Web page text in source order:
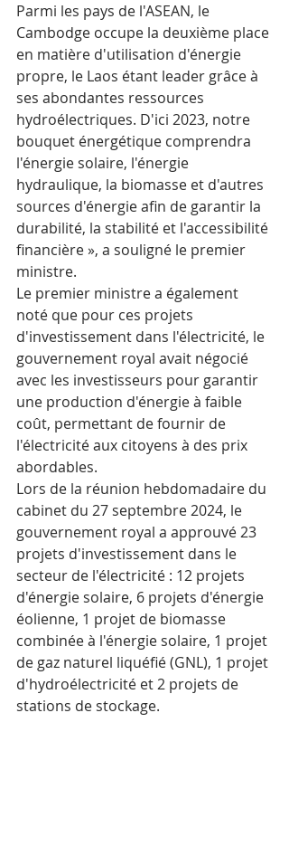
Parmi les pays de l'ASEAN, le
Cambodge occupe la deuxième place
en matière d'utilisation d'énergie
propre, le Laos étant leader grâce à
ses abondantes ressources
hydroélectriques. D'ici 2023, notre
bouquet énergétique comprendra
l'énergie solaire, l'énergie
hydraulique, la biomasse et d'autres
sources d'énergie afin de garantir la
durabilité, la stabilité et l'accessibilité
financière », a souligné le premier
ministre.
Le premier ministre a également
noté que pour ces projets
d'investissement dans l'électricité, le
gouvernement royal avait négocié
avec les investisseurs pour garantir
une production d'énergie à faible
coût, permettant de fournir de
l'électricité aux citoyens à des prix
abordables.
Lors de la réunion hebdomadaire du
cabinet du 27 septembre 2024, le
gouvernement royal a approuvé 23
projets d'investissement dans le
secteur de l'électricité : 12 projets
d'énergie solaire, 6 projets d'énergie
éolienne, 1 projet de biomasse
combinée à l'énergie solaire, 1 projet
de gaz naturel liquéfié (GNL), 1 projet
d'hydroélectricité et 2 projets de
stations de stockage.